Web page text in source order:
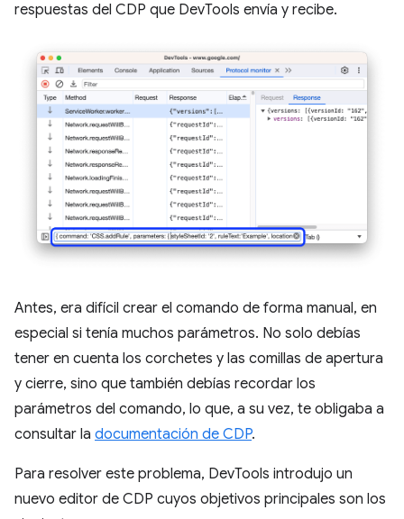
respuestas del CDP que DevTools envía y recibe.
Antes, era difícil crear el comando de forma manual, en
especial si tenía muchos parámetros. No solo debías
tener en cuenta los corchetes y las comillas de apertura
y cierre, sino que también debías recordar los
parámetros del comando, lo que, a su vez, te obligaba a
consultar la documentación de CDP.
Para resolver este problema, DevTools introdujo un
nuevo editor de CDP cuyos objetivos principales son los